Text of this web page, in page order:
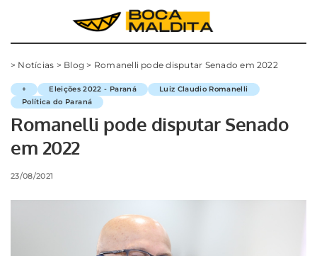
> Notícias > Blog > Romanelli pode disputar Senado em 2022
+ Eleições 2022 - Paraná
Luiz Claudio Romanelli
Política do Paraná
Romanelli pode disputar Senado
em 2022
23/08/2021